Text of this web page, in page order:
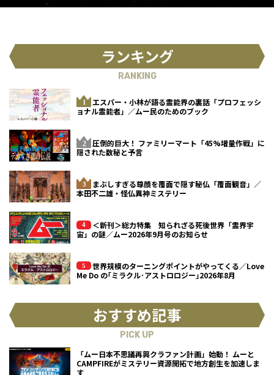
ランキング
RANKING
エスパー・小林が語る霊能界の裏話「プロフェッシ
ョナル霊能者」／ムー民のためのブック
圧倒的巨大！ ファミリーマート「45%増量作戦」に
隠された数秘と予言
まぶしすぎる尊顔を覆面で隠す秘仏「覆面観音」／
本田不二雄・怪仏異神ミステリー
＜新刊＞総力特集 知られざる死後世界「霊界宇
宙」の謎／ムー2026年9月号のお知らせ
世界規模のターニングポイントがやってくる／Love
Me Do の｢ミラクル･アストロロジー｣2026年8月
おすすめ記事
PICK UP
「ムー日本不思議再興クラファン計画」始動！ ムーと
CAMPFIREがミステリー資源開拓で地方創生を加速しま
す